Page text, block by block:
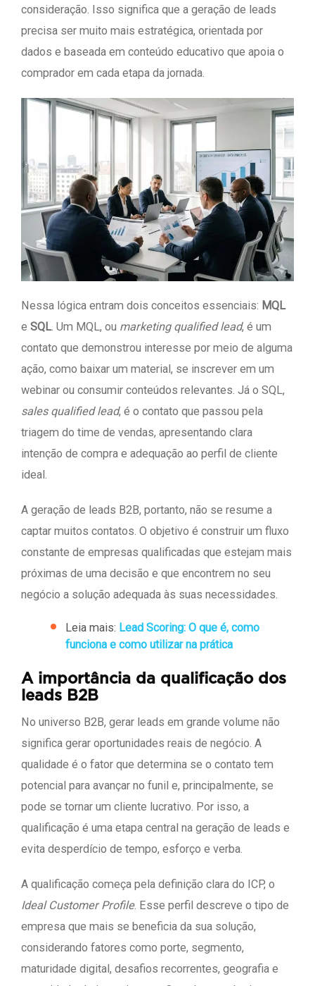
consideração. Isso significa que a geração de leads
precisa ser muito mais estratégica, orientada por
dados e baseada em conteúdo educativo que apoia o
comprador em cada etapa da jornada.
Nessa lógica entram dois conceitos essenciais: MQL
e SQL. Um MQL, ou marketing qualified lead, é um
contato que demonstrou interesse por meio de alguma
ação, como baixar um material, se inscrever em um
webinar ou consumir conteúdos relevantes. Já o SQL,
sales qualified lead, é o contato que passou pela
triagem do time de vendas, apresentando clara
intenção de compra e adequação ao perfil de cliente
ideal.
A geração de leads B2B, portanto, não se resume a
captar muitos contatos. O objetivo é construir um fluxo
constante de empresas qualificadas que estejam mais
próximas de uma decisão e que encontrem no seu
negócio a solução adequada às suas necessidades.
Leia mais: Lead Scoring: O que é, como
funciona e como utilizar na prática
A importância da qualificação dos
leads B2B
No universo B2B, gerar leads em grande volume não
significa gerar oportunidades reais de negócio. A
qualidade é o fator que determina se o contato tem
potencial para avançar no funil e, principalmente, se
pode se tornar um cliente lucrativo. Por isso, a
qualificação é uma etapa central na geração de leads e
evita desperdício de tempo, esforço e verba.
A qualificação começa pela definição clara do ICP, o
Ideal Customer Profile. Esse perfil descreve o tipo de
empresa que mais se beneficia da sua solução,
considerando fatores como porte, segmento,
maturidade digital, desafios recorrentes, geografia e